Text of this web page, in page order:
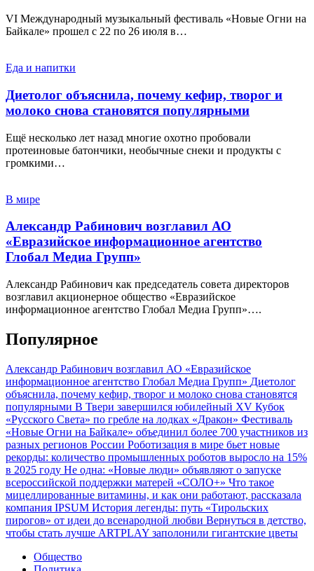
VI Международный музыкальный фестиваль «Новые Огни на
Байкале» прошел с 22 по 26 июля в…
Еда и напитки
Диетолог объяснила, почему кефир, творог и
молоко снова становятся популярными
Ещё несколько лет назад многие охотно пробовали
протеиновые батончики, необычные снеки и продукты с
громкими…
В мире
Александр Рабинович возглавил АО
«Евразийское информационное агентство
Глобал Медиа Групп»
Александр Рабинович как председатель совета директоров
возглавил акционерное общество «Евразийское
информационное агентство Глобал Медиа Групп»….
Популярное
Александр Рабинович возглавил АО «Евразийское
информационное агентство Глобал Медиа Групп» Диетолог
объяснила, почему кефир, творог и молоко снова становятся
популярными В Твери завершился юбилейный XV Кубок
«Русского Света» по гребле на лодках «Дракон» Фестиваль
«Новые Огни на Байкале» объединил более 700 участников из
разных регионов России Роботизация в мире бьет новые
рекорды: количество промышленных роботов выросло на 15%
в 2025 году Не одна: «Новые люди» объявляют о запуске
всероссийской поддержки матерей «СОЛО+» Что такое
мицеллированные витамины, и как они работают, рассказала
компания IPSUM История легенды: путь «Тирольских
пирогов» от идеи до всенародной любви Вернуться в детство,
чтобы стать лучше ARTPLAY заполонили гигантские цветы
Общество